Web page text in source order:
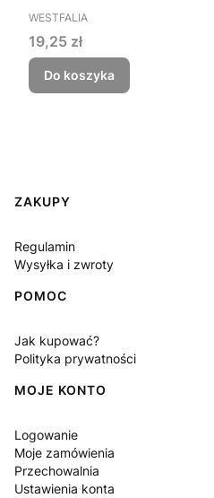
PRODUCENT
WESTFALIA
Cena
19,25 zł
Do koszyka
Linki w stopce
ZAKUPY
Regulamin
Wysyłka i zwroty
POMOC
Jak kupować?
Polityka prywatności
MOJE KONTO
Logowanie
Moje zamówienia
Przechowalnia
Ustawienia konta